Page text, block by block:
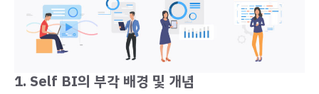
1. Self BI의 부각 배경 및 개념